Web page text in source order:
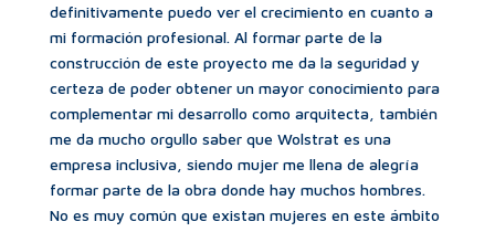
definitivamente puedo ver el crecimiento en cuanto a
mi formación profesional. Al formar parte de la
construcción de este proyecto me da la seguridad y
certeza de poder obtener un mayor conocimiento para
complementar mi desarrollo como arquitecta, también
me da mucho orgullo saber que Wolstrat es una
empresa inclusiva, siendo mujer me llena de alegría
formar parte de la obra donde hay muchos hombres.
No es muy común que existan mujeres en este ámbito